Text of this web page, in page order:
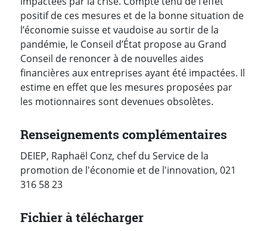
positif de ces mesures et de la bonne situation de
l’économie suisse et vaudoise au sortir de la
pandémie, le Conseil d’État propose au Grand
Conseil de renoncer à de nouvelles aides
financières aux entreprises ayant été impactées. Il
estime en effet que les mesures proposées par
les motionnaires sont devenues obsolètes.
Renseignements complémentaires
DEIEP, Raphaël Conz, chef du Service de la
promotion de l'économie et de l'innovation, 021
316 58 23
Fichier à télécharger